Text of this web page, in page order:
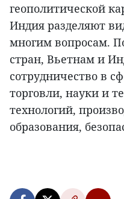
геополитической
Индия разделяют
многим вопросам.
стран, Вьетнам и
сотрудничество в
торговли, науки и
технологий,
образования,